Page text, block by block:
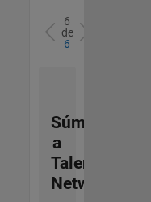
6
de
6
Súmese
a
Talent
Network